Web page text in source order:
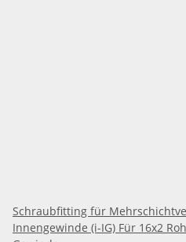
Schraubfitting für
Innengewinde (i-IG) Für 16x2